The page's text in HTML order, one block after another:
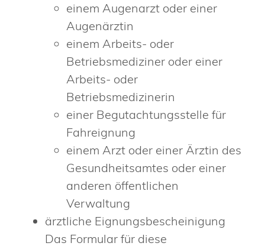
einem Augenarzt oder einer
Augenärztin
einem Arbeits- oder
Betriebsmediziner oder einer
Arbeits- oder
Betriebsmedizinerin
einer Begutachtungsstelle für
Fahreignung
einem Arzt oder einer Ärztin des
Gesundheitsamtes oder einer
anderen öffentlichen
Verwaltung
ärztliche Eignungsbescheinigung
Das Formular für diese